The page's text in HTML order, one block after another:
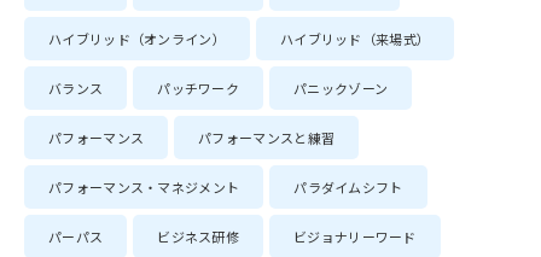
ハイブリッド（オンライン） ハイブリッド（来場式）
バランス パッチワーク パニックゾーン
パフォーマンス パフォーマンスと練習
パフォーマンス・マネジメント パラダイムシフト
パーパス ビジネス研修 ビジョナリーワード